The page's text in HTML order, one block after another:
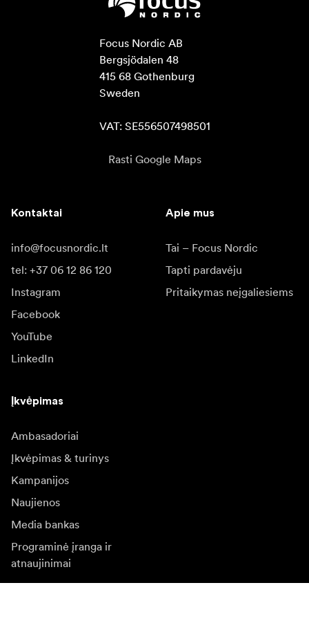
Focus Nordic AB
Bergsjödalen 48
415 68 Gothenburg
Sweden
VAT: SE556507498501
Rasti Google Maps
Kontaktai
info@focusnordic.lt
tel: +37 06 12 86 120
Instagram
Facebook
YouTube
LinkedIn
Apie mus
Tai – Focus Nordic
Tapti pardavėju
Pritaikymas neįgaliesiems
Įkvėpimas
Ambasadoriai
Įkvėpimas & turinys
Kampanijos
Naujienos
Media bankas
Programinė įranga ir
atnaujinimai